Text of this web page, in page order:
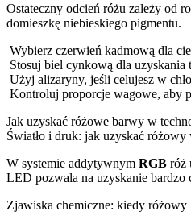
Ostateczny odcień różu zależy od
domieszkę niebieskiego pigmentu.
Wybierz czerwień kadmową dla
Stosuj biel cynkową dla uzyskania
Użyj alizaryny, jeśli celujesz w
Kontroluj proporcje wagowe, aby
Jak uzyskać różowe barwy w
Światło i druk: jak uzyskać różowy
W systemie addytywnym RGB róż
LED pozwala na uzyskanie bardzo
Zjawiska chemiczne: kiedy